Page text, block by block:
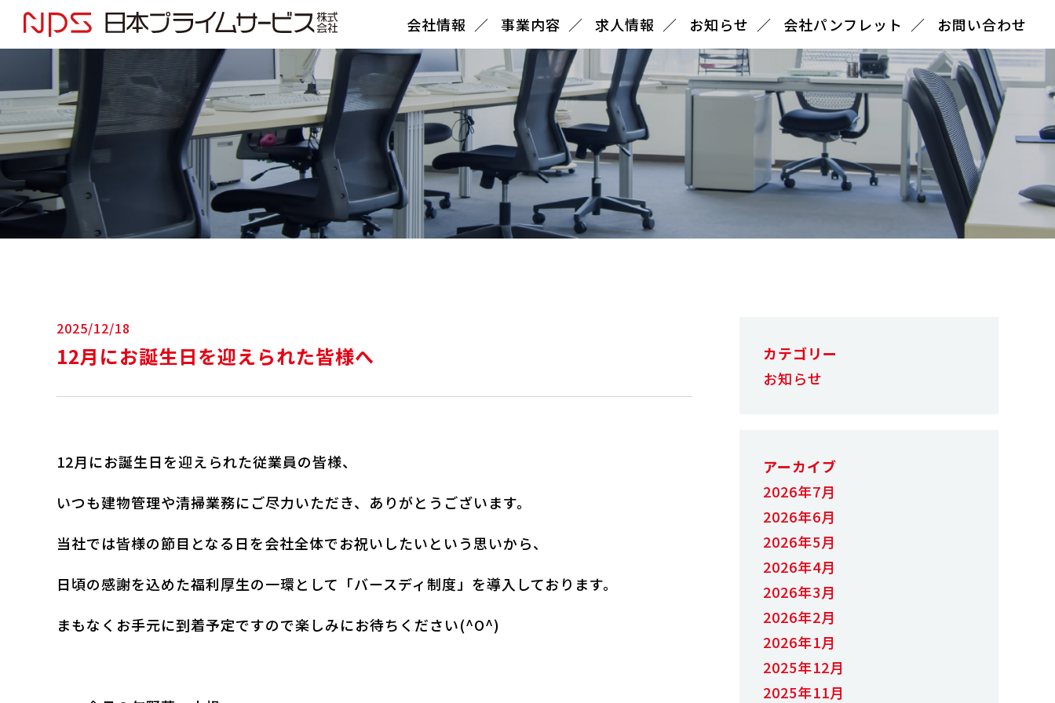
会社情報 事業内容 求人情報 お知らせ 会社パンフレット お問い合わせ
2025/12/18
12月にお誕生日を迎えられた皆様へ
12月にお誕生日を迎えられた従業員の皆様、
いつも建物管理や清掃業務にご尽力いただき、ありがとうございます。
当社では皆様の節目となる日を会社全体でお祝いしたいという思いから、
日頃の感謝を込めた福利厚生の一環として「バースディ制度」を導入しております。
まもなくお手元に到着予定ですので楽しみにお待ちください(^O^)
カテゴリー
お知らせ
アーカイブ
2026年7月
2026年6月
2026年5月
2026年4月
2026年3月
2026年2月
2026年1月
2025年12月
2025年11月